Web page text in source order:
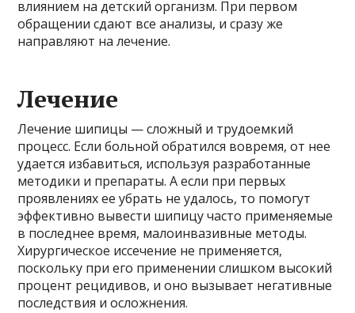
влиянием на детский организм. При первом
обращении сдают все анализы, и сразу же
направляют на лечение.
Лечение
Лечение шипицы — сложный и трудоемкий
процесс. Если больной обратился вовремя, от нее
удается избавиться, используя разработанные
методики и препараты. А если при первых
проявлениях ее убрать не удалось, то помогут
эффективно вывести шипицу часто применяемые
в последнее время, малоинвазивные методы.
Хирургическое иссечение не применяется,
поскольку при его применении слишком высокий
процент рецидивов, и оно вызывает негативные
последствия и осложнения.